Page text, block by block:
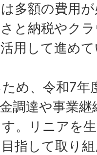
多額の費用
と納税やク
用して進め
め、令和7年
調達や事業
。リニアを
指して取り